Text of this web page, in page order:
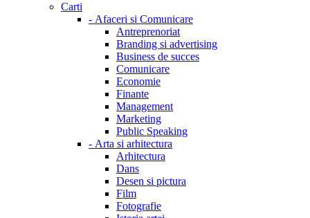
Carti
- Afaceri si Comunicare
Antreprenoriat
Branding si advertising
Business de succes
Comunicare
Economie
Finante
Management
Marketing
Public Speaking
- Arta si arhitectura
Arhitectura
Dans
Desen si pictura
Film
Fotografie